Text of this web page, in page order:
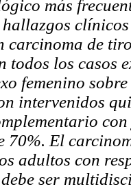
más
carcinoma de
todos los casos
femenino
intervenidos
70%. El
adultos con
ser